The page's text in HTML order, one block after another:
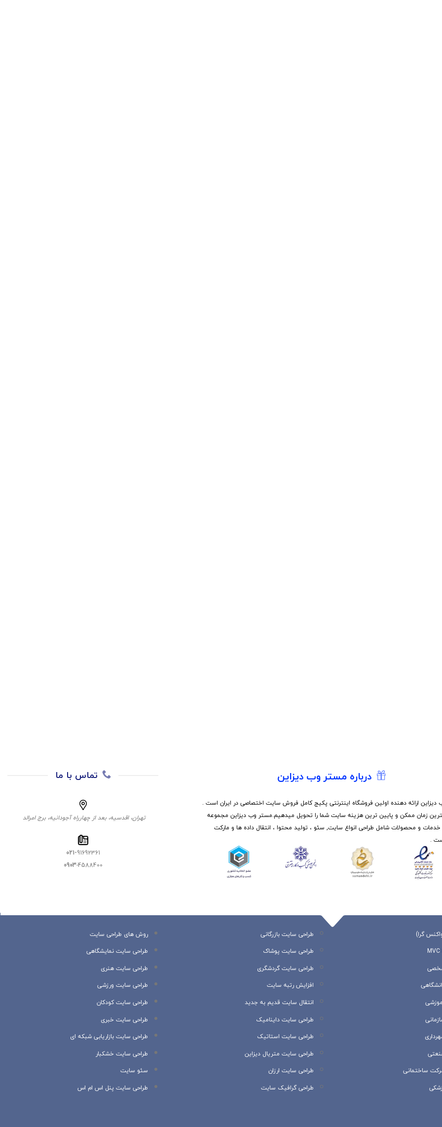
درباره مستر وب دیزاین
ارائه دهنده اولین فروشگاه اینترنتی پکیج کامل فروش سایت اختصاصی در ایران است .
زمان ممکن و پایین ترین هزینه سایت شما را تحویل میدهیم.مستر وب دیزاین مجموعه
خدمات و محصولات شامل طراحی انواع سایت, سئو ، تولید محتوا ، انتقال داده ها و مارکت
.
تماس با ما
تهران، اقدسیه، بعد از چهارراه آجودانیه، برج امرالد
021-91692361
0903-4588400
گرا)
ساختمانی
طراحی سایت بازرگانی
طراحی سایت پوشاک
طراحی سایت گردشگری
افزایش رتبه سایت
انتقال سایت قدیم به جدید
طراحی سایت داینامیک
طراحی سایت استاتیک
طراحی سایت متریال دیزاین
طراحی سایت ارزان
طراحی گرافیک سایت
روش های طراحی سایت
طراحی سایت نمایشگاهی
طراحی سایت هنری
طراحی سایت ورزشی
طراحی سایت کودکان
طراحی سایت خبری
طراحی سایت بازاریابی شبکه ای
طراحی سایت خشکبار
سئو سایت
طراحی سایت پنل اس ام اس